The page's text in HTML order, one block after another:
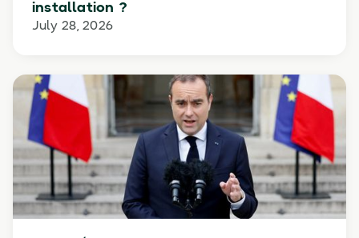
installation ?
July 28, 2026